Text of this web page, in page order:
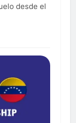
desde el